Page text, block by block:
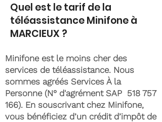
Quel est le tarif de la
téléassistance Minifone à
MARCIEUX ?
Minifone est le moins cher des
services de téléassistance. Nous
sommes agréés Services À la
Personne (N° d'agrément SAP 518 757
166). En souscrivant chez Minifone,
vous bénéficiez d’un crédit d’impôt de